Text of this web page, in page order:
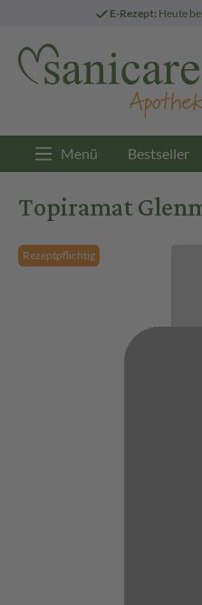
E-Rezept: Heute
Menü Bestseller
Topiramat
Rezeptpflichtig